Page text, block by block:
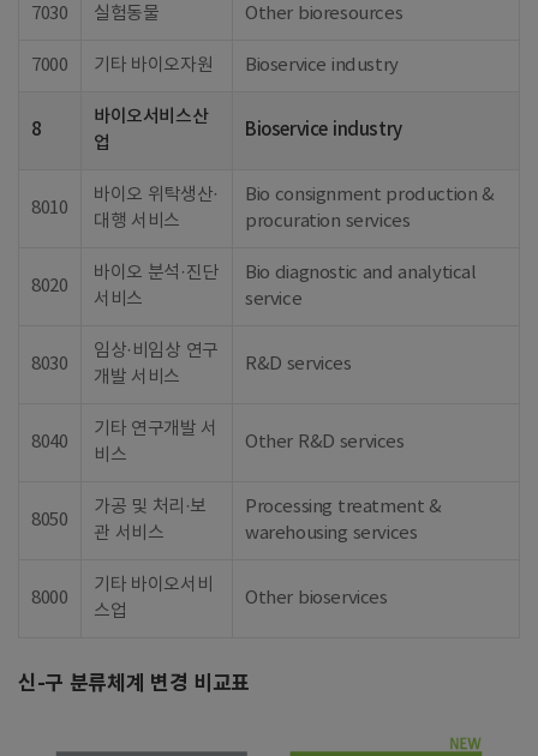
7030 실험동물 Other bioresources
7000 기타 바이오자원 Bioservice industry
8
바이오서비스산
업
Bioservice industry
8010
바이오 위탁생산·
대행 서비스
Bio consignment production &
procuration services
8020
바이오 분석·진단
서비스
Bio diagnostic and analytical
service
8030
임상·비임상 연구
개발 서비스
R&D services
8040
기타 연구개발 서
비스
Other R&D services
8050
가공 및 처리·보
관 서비스
Processing treatment &
warehousing services
8000
기타 바이오서비
스업
Other bioservices
신-구 분류체계 변경 비교표